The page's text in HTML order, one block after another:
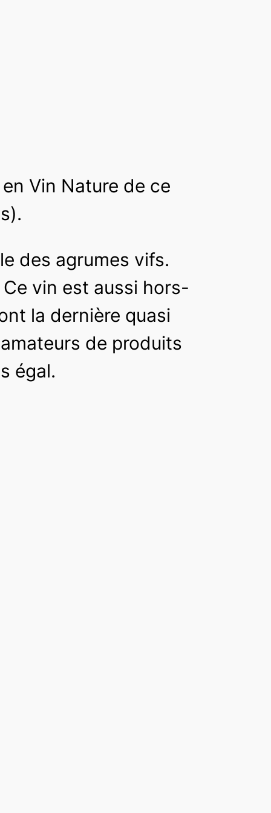
Vin Nature de ce
des agrumes vifs.
vin est aussi hors-
la dernière quasi
de produits
égal.